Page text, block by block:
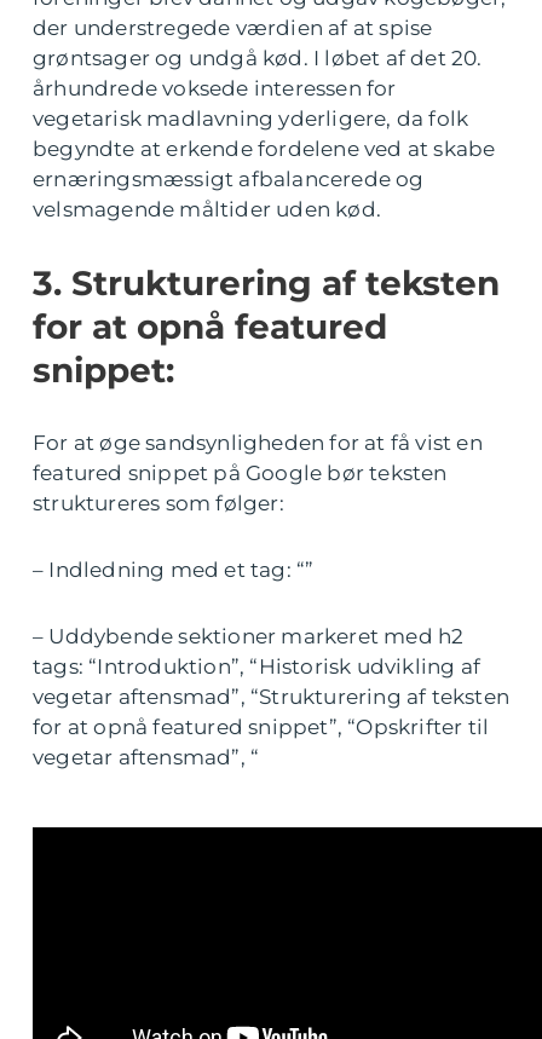
der understregede værdien af at spise
grøntsager og undgå kød. I løbet af det 20.
århundrede voksede interessen for
vegetarisk madlavning yderligere, da folk
begyndte at erkende fordelene ved at skabe
ernæringsmæssigt afbalancerede og
velsmagende måltider uden kød.
3. Strukturering af teksten
for at opnå featured
snippet:
For at øge sandsynligheden for at få vist en
featured snippet på Google bør teksten
struktureres som følger:
– Indledning med et tag: “”
– Uddybende sektioner markeret med h2
tags: “Introduktion”, “Historisk udvikling af
vegetar aftensmad”, “Strukturering af teksten
for at opnå featured snippet”, “Opskrifter til
vegetar aftensmad”, “